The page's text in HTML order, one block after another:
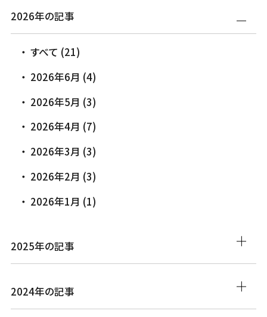
2026年の記事
すべて (21)
2026年6月 (4)
2026年5月 (3)
2026年4月 (7)
2026年3月 (3)
2026年2月 (3)
2026年1月 (1)
2025年の記事
2024年の記事